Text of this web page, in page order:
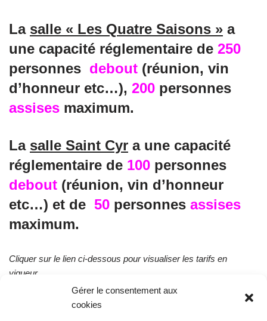
Gérer le consentement aux
cookies
La salle « Les Quatre Saisons » a
une capacité réglementaire de 250
personnes debout (réunion, vin
d’honneur etc…), 200 personnes
assises maximum.
La salle Saint Cyr a une capacité
réglementaire de 100 personnes
debout (réunion, vin d’honneur
etc…) et de 50 personnes assises
maximum.
Cliquer sur le lien ci-dessous pour visualiser les tarifs en
vigueur.